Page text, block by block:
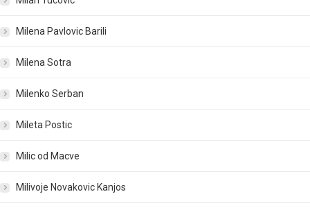
Milena Pavlovic Barili
Milena Sotra
Milenko Serban
Mileta Postic
Milic od Macve
Milivoje Novakovic Kanjos